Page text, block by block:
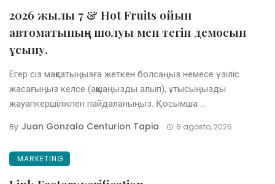
2026 жылы 7 & Hot Fruits ойын
автоматының шолуы мен тегін демосын
ұсыну.
Егер сіз мақсатыңызға жеткен болсаңыз немесе үзіліс
жасағыңыз келсе (ақшаңызды алып), ұтысыңызды
жауапкершілікпен пайдаланыңыз. Қосымша ...
By Juan Gonzalo Centurion Tapia 6 agosto, 2026
MARKETING